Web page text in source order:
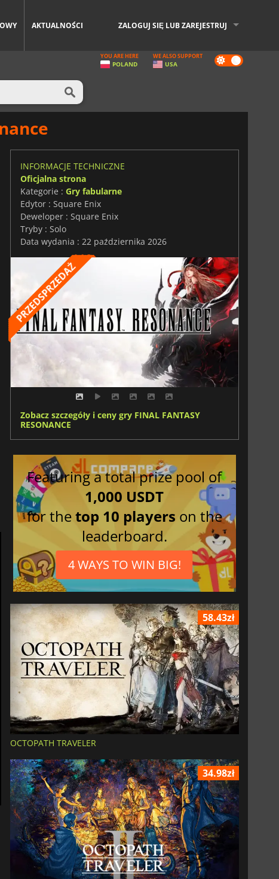
AKTUALNOŚCI ZALOGUJ SIĘ LUB ZAREJESTRUJ
Dark
mode
YOU ARE HERE
POLAND
WE ALSO SUPPORT
USA
INFORMACJE TECHNICZNE
Oficjalna strona
Kategorie : Gry fabularne
Edytor : Square Enix
Deweloper : Square Enix
Tryby : Solo
Data wydania : 22 października 2026
Zobacz szczegóły i ceny gry FINAL FANTASY
RESONANCE
Featuring a total prize pool of
1,000 USDT
for thetop 10 players on the
leaderboard.
4 WAYS TO WIN BIG!
58.43zł
OCTOPATH TRAVELER
34.98zł